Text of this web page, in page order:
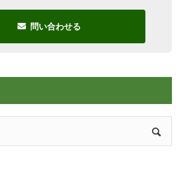
問い合わせる